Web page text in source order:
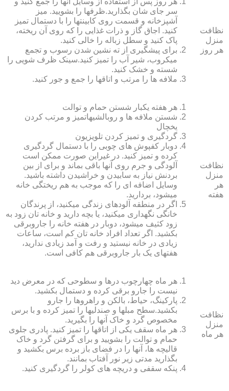
نظافت
منزل
هر روز
سر جای شان بگذارید.ظرف‏ها را بشویید. میز
آشپزخانه و قسمت روی کابینت‏ها را با دستمال تمیز
کنید. اجاق گاز و ذرات غذایی را که روی آن ریخته،
پاک کنید و سطل زباله را خالی کنید.
برای پیشگیری از ته نشین شدن رسوب و تجمع
میکروب، شیر آب را تمیز کنید.سینک ظرف شویی را
شسته و خشک کنید.
ملافه‏ ها را مرتب و اتاق‏ها را جمع و جور کنید.
نظافت
منزل
هر
هفته
هر هفته یکبار شستن حمام و توالت
شستن ملافه‏ ها و روبالشی‎هاتمیز و مرتب کردن
یخچال
گردگیری و تمیز کردن تلویزیون
دوبار کفپوش‏ های چوبی را با دستمال گردگیری
کرده و تمیز کنید. در غیراین صورت ممکن است
آلودگی و جرم روی آنها باقی بماند و برای از بین
بردنش نیاز به سابیدن و خراشیدن داشته باشید.
وسایل اضافه ای را که موجب به هم ریختگی خانه
می‏شود، بردارید.
اگر در منطقه آلوده‏ای زندگی می‏کنید، از پرندگان
خانگی نگهداری می‏کنید، یا بچه دارید و خانه‏ تان زود به
زود کثیف می‏شود، دوبار در هفته خانه را جاروبرقی
بکشید. اگر تعداد افراد خانه ‏تان کم است، ساعات
زیادی در خانه نیستید و رفت و آمد زیادی ندارید،
هفته‏ای یک بار جاروبرقی هم کافی است.
نظافت
منزل
هر ماه
هر ماه چهارچوب درها و سطوحی که در معرض دید
نیست را جارو برقی کرده و دستمال بکشید.
پارکینگ، حیاط، بالکن و راهروها را جارو
بکشید.سطح مبل‏ها و صندلی‏ها را تمیز کرده و با برس
مخصوص گرد و خاک آنها را بگیرید.
هر ماه سقف یکی از اتاق‏ها را تمیز کنید. پادری جلوی
حمام و توالت را بشویید و برای گرفتن گرد و خاک
قالیچه‏ ها، آنها را در فضای باز برده برس بکشید و
بگذارید مدتی زیر نور آفتاب بمانند.
پنکه سقفی و دریچه‏ های کولر را گردگیری کنید.